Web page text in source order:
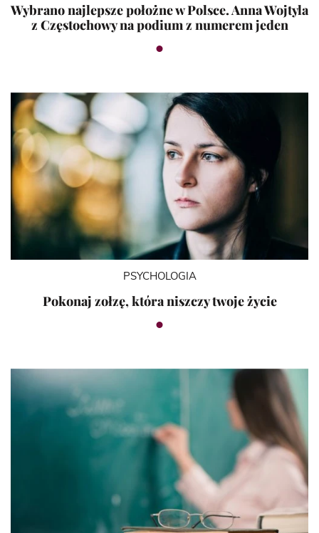
Wybrano najlepsze położne w Polsce. Anna Wojtyla
z Częstochowy na podium z numerem jeden
PSYCHOLOGIA
Pokonaj zołzę, która niszczy twoje życie